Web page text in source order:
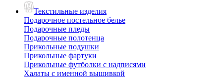
Текстильные изделия
Подарочное постельное белье
Подарочные пледы
Подарочные полотенца
Прикольные подушки
Прикольные фартуки
Прикольные футболки с надписями
Халаты с именной вышивкой